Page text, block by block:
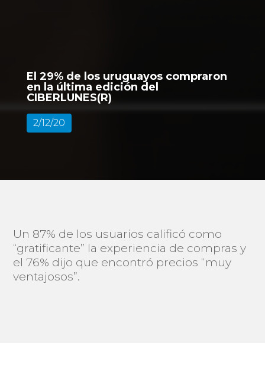
El 29% de los uruguayos compraron
en la última edición del
CIBERLUNES(R)
2/12/20
Un 87% de los usuarios calificó como
“gratificante” la experiencia de compras y
el 76% dijo que encontró precios “muy
ventajosos”.